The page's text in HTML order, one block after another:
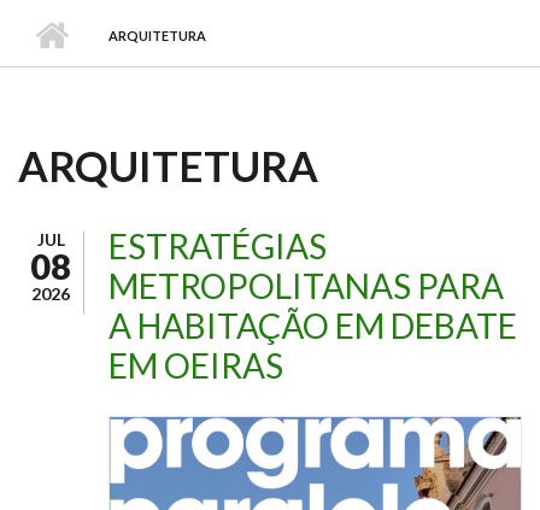
ARQUITETURA
ARQUITETURA
JUL
08
2026
ESTRATÉGIAS
METROPOLITANAS PARA
A HABITAÇÃO EM DEBATE
EM OEIRAS